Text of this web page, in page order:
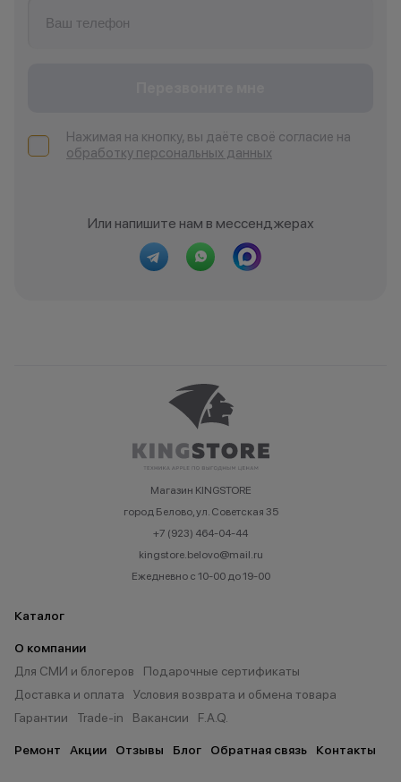
Уфа, Нагаево
Учалы
Ханты- Мансийск
Нажимая на кнопку, вы даёте своё согласие на
обработку персональных данных
Или напишите нам в мессенджерах
Магазин KINGSTORE
город Белово, ул. Советская 35
+7 (923) 464-04-44
kingstore.belovo@mail.ru
Ежедневно с 10-00 до 19-00
Каталог
О компании
Для СМИ и блогеров
Подарочные сертификаты
Доставка и оплата
Условия возврата и обмена товара
Гарантии
Trade-in Вакансии F.A.Q.
Ремонт Акции Отзывы Блог Обратная связь Контакты